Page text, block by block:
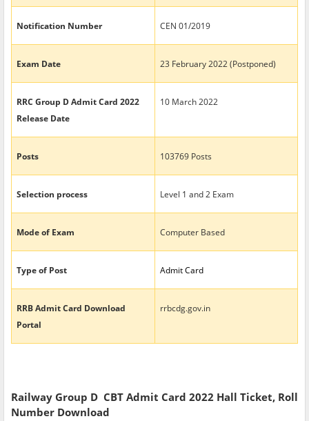
Notification Number CEN 01/2019
Exam Date 23 February 2022 (Postponed)
RRC Group D Admit Card 2022
Release Date
10 March 2022
Posts 103769 Posts
Selection process Level 1 and 2 Exam
Mode of Exam Computer Based
Type of Post Admit Card
RRB Admit Card Download
Portal
rrbcdg.gov.in
Railway Group D CBT Admit Card 2022 Hall Ticket, Roll
Number Download